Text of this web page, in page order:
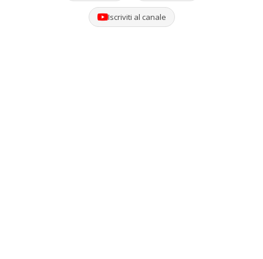
Iscriviti al canale